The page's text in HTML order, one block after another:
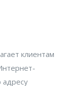
клиентам
адресу